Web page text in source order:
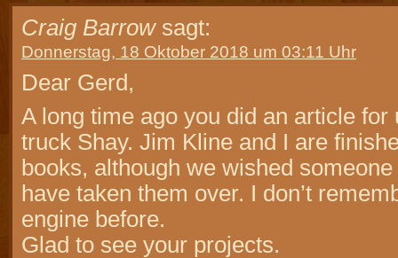
Craig Barrow sagt:
Donnerstag, 18 Oktober 2018 um 03:11 Uhr
Dear Gerd,
A long time ago you did an article for
truck Shay. Jim Kline and I are
books, although we wished
have taken them over. I don’t
engine before.
Glad to see your projects.